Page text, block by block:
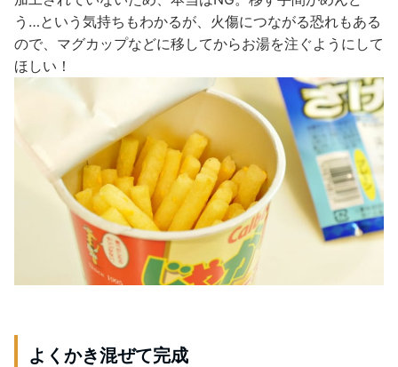
う…という気持ちもわかるが、火傷につながる恐れもある
ので、マグカップなどに移してからお湯を注ぐようにして
ほしい！
よくかき混ぜて完成